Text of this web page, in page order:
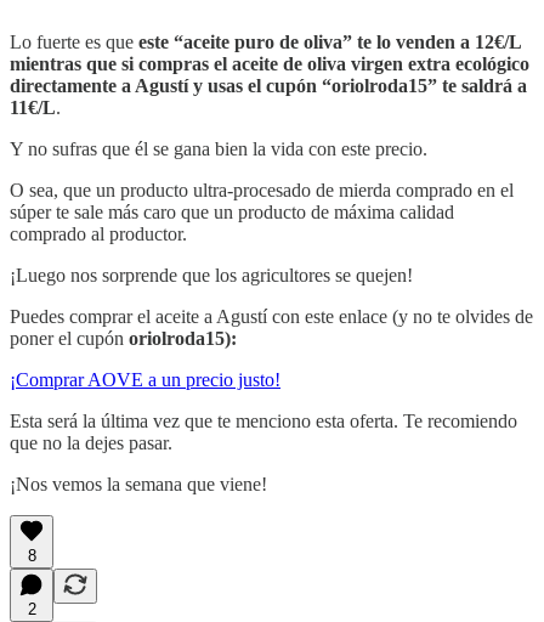
Lo fuerte es que este “aceite puro de oliva” te lo venden a 12€/L
mientras que si compras el aceite de oliva virgen extra ecológico
directamente a Agustí y usas el cupón “oriolroda15” te saldrá a
11€/L.
Y no sufras que él se gana bien la vida con este precio.
O sea, que un producto ultra-procesado de mierda comprado en el
súper te sale más caro que un producto de máxima calidad
comprado al productor.
¡Luego nos sorprende que los agricultores se quejen!
Puedes comprar el aceite a Agustí con este enlace (y no te olvides de
poner el cupón oriolroda15):
¡Comprar AOVE a un precio justo!
Esta será la última vez que te menciono esta oferta. Te recomiendo
que no la dejes pasar.
¡Nos vemos la semana que viene!
8
2